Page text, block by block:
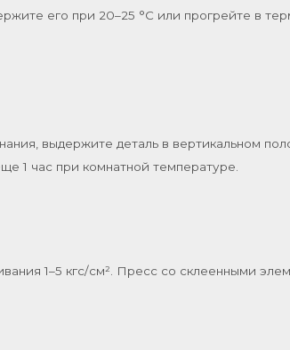
его при 20–25 °C или прогрейте в
выдержите деталь в вертикальном
1 час при комнатной температуре.
1–5 кгс/см². Пресс со склеенными